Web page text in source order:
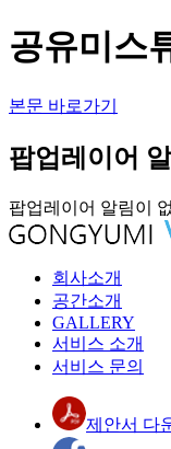
공유미스
본문 바로가기
팝업레이어
팝업레이어 알림이
회사소개
공간소개
GALLERY
서비스 소개
서비스 문의
제안서 다